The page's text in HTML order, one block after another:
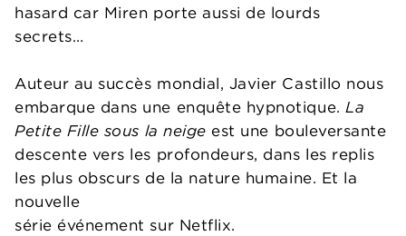
hasard car Miren porte aussi de lourds
secrets…
Auteur au succès mondial, Javier Castillo nous
embarque dans une enquête hypnotique.La
Petite Fille sous la neige est une bouleversante
descente vers les profondeurs, dans les replis
les plus obscurs de la nature humaine. Et la
nouvelle
série événement sur Netflix.